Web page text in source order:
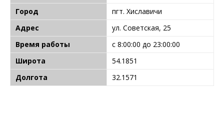
Город
пгт. Хиславичи
Адрес
ул. Советская, 25
Время работы
с 8:00:00 до 23:00:00
Широта
54.1851
Долгота
32.1571